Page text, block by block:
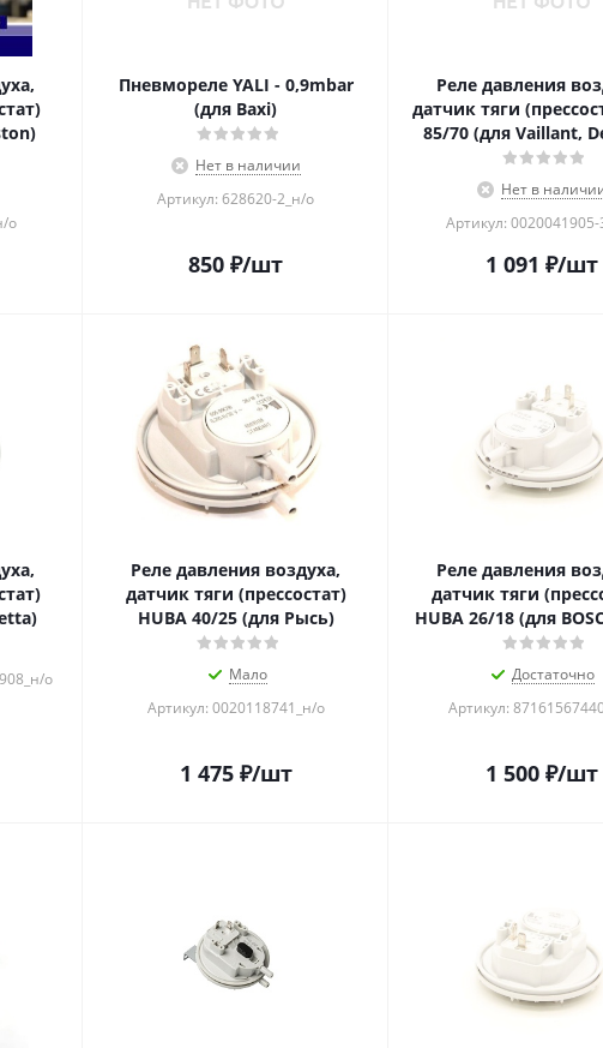
о
Пневмореле YALI - 0,9mbar
(для Baxi)
Нет в наличии
Артикул: 628620-2_н/о
850 ₽/шт
Реле давления
датчик тяги
85/70 (для Vaillant,
Нет в
Артикул:
1 091 ₽/шт
о
Реле давления воздуха,
датчик тяги (прессостат)
HUBA 40/25 (для Рысь)
Мало
Артикул: 0020118741_н/о
1 475₽/шт
Реле давления
датчик тяги
HUBA 26/18 (для
Достаточно
Артикул:
1 500₽/шт